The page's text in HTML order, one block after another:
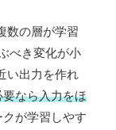
数の層が学習
べき変化が小
い出力を作れ
なら入力をほ
が学習しやす